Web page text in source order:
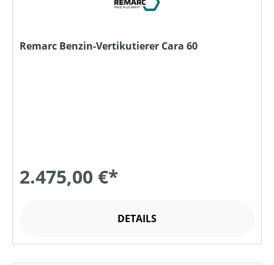
Remarc Benzin-Vertikutierer Cara 60
2.475,00 €*
DETAILS